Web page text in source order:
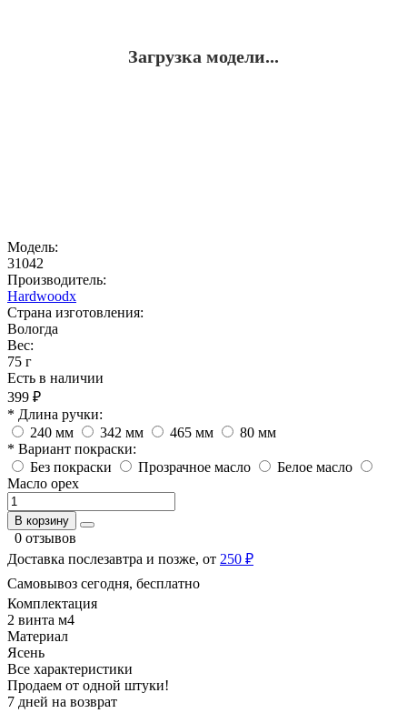
Загрузка модели...
Модель:
31042
Производитель:
Hardwoodx
Страна изготовления:
Вологда
Вес:
75 г
Есть в наличии
399 ₽
* Длина ручки:
240 мм
342 мм 465 мм
80 мм
* Вариант покраски:
Без покраски
Прозрачное масло
Белое масло
Масло орех
В корзину
0 отзывов
Доставка послезавтра и позже, от 250 ₽
Самовывоз сегодня, бесплатно
Комплектация
2 винта м4
Материал
Ясень
Все характеристики
Продаем от одной штуки!
7 дней на возврат